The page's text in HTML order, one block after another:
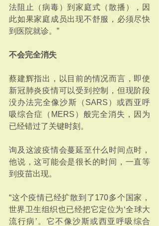
法阻止（病毒）到家庭式（散播），因
此如果家庭成员出现不舒服，必须尽快
到医院就诊。”
不会完全消失
蔡建辉指出，以目前的情况而言，即使
新冠肺炎疫情可以受到控制，但现阶段
没办法完全像沙斯（SARS）或西亚呼
吸综合症（MERS）般完全消失，因为
已经错过了关键时刻。
询及这波疫情会蔓延至什么时间点时，
他说，这可能会是很长的时间，一直等
到疫苗出现。
“这个疫情已经扩散到了170多个国家，
世界卫生组织也已经把它定位为‘全球大
流行病’。它不像沙斯或西亚呼吸综合